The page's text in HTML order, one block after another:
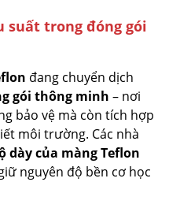
suất trong đóng gói
đang chuyển dịch
gói thông minh – nơi
bảo vệ mà còn tích hợp
môi trường. Các nhà
dày của màng Teflon
nguyên độ bền cơ học